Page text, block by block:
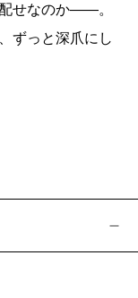
レビュー 第1
めに 第7話
長から
せなのか――。
ずっと深爪にし